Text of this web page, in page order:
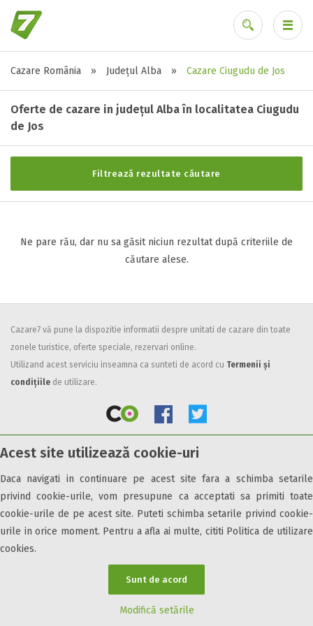
Acest site utilizează cookie-uri
Daca navigati in continuare pe acest site fara a schimba setarile
privind cookie-urile, vom presupune ca acceptati sa primiti toate
cookie-urile de pe acest site. Puteti schimba setarile privind cookie-
urile in orice moment. Pentru a afla ai multe, cititi Politica de utilizare
cookies.
Sunt de acord
Modifică setările
Cazare România » Județul Alba » Cazare Ciugudu de Jos
Oferte de cazare in județul Alba în localitatea Ciugudu
de Jos
Filtrează rezultate căutare
Stele / margarete
Neclasificat
1 stea / margareta
3 stele / margarete
4 stele / margarete
Selecteaza pretul
Facilități
Internet wireless
Parcare
All inclusive
Pensiune completa
Demipensiune
Mic dejun
Accepta animale
Accepta voucher vacanta
Acces persoane cu dizabilități
Ne pare rău, dar nu sa găsit niciun rezultat după criteriile de
căutare alese.
Cazare7 vă pune la dispozitie informatii despre unitati de cazare din toate
zonele turistice, oferte speciale, rezervari online.
Utilizand acest serviciu inseamna ca sunteti de acord cu Termenii și
condițiile de utilizare.
Obiective turistice Informații utile Parteneri Cazare7 Harta Cazare7